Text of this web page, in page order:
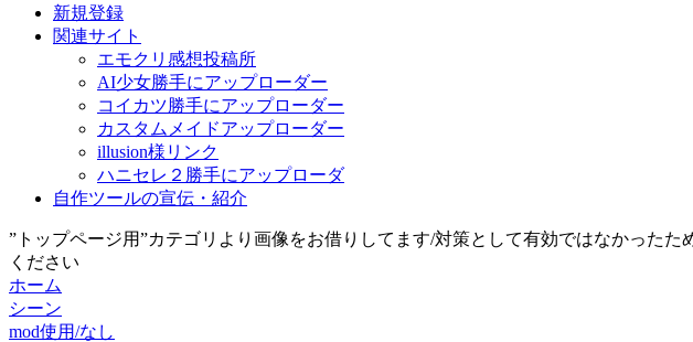
新規登録
関連サイト
エモクリ感想投稿所
AI少女勝手にアップローダー
コイカツ勝手にアップローダー
カスタムメイドアップローダー
illusion様リンク
ハニセレ２勝手にアップローダ
自作ツールの宣伝・紹介
”トップページ用”カテゴリより画像をお借りしてます/対策として有効ではなかった
ください
ホーム
シーン
mod使用/なし